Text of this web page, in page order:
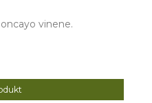
vinene.